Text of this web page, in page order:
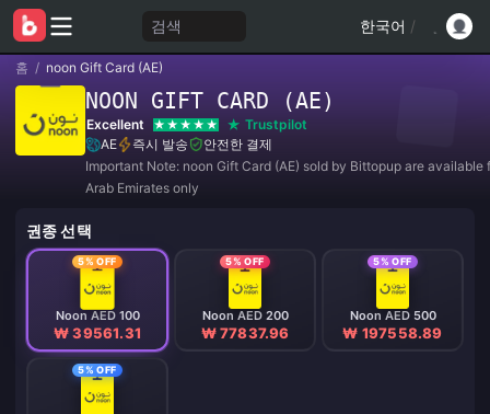
검색 한국어 /
홈 / noon Gift Card (AE)
NOON GIFT CARD (AE)
Excellent
Trustpilot
AE
즉시 발송
안전한 결제
Important Note: noon Gift Card (AE) sold by Bittopup are available
Arab Emirates only
권종 선택
5% OFF
Noon AED 100
₩ 39561.31
5% OFF
Noon AED 200
₩ 77837.96
5% OFF
Noon AED 500
₩ 197558.89
5% OFF